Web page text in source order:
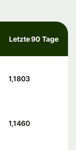
Letzte 90 Tage
1,1803
1,1460